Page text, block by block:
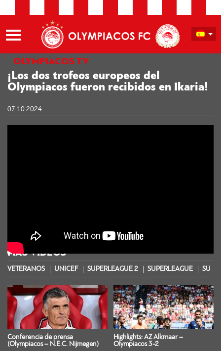
OLYMPIACOS TV
¡Los dos trofeos europeos del
Olympiacos fueron recibidos en Ikaria!
07.10.2024
MÁS VIDEOS
VETERANOS UNICEF SUPERLEAGUE 2 SUPERLEAGUE
Conferencia de prensa
(Olympiacos – N.E.C. Nijmegen)
Highlights: AZ Alkmaar –
Olympiacos 3-2